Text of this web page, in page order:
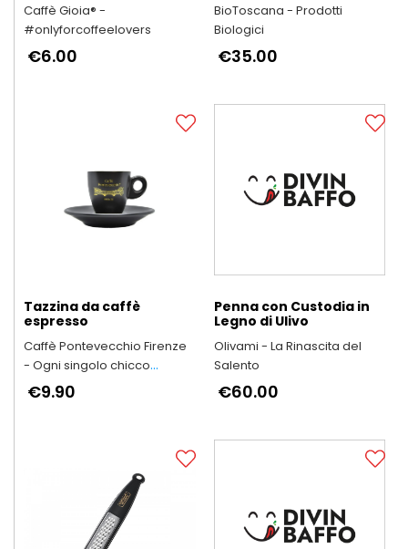
Caffè Gioia® -
#onlyforcoffeelovers
€6.00
BioToscana - Prodotti
Biologici
€35.00
Tazzina da caffè
espresso
Caffè Pontevecchio Firenze
- Ogni singolo chicco
racchiude una storia fatta di
ricerca, qualità, passione e
€9.90
Penna con Custodia in
Legno di Ulivo
Olivami - La Rinascita del
Salento
€60.00